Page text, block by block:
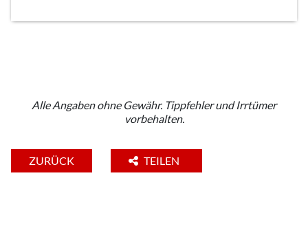
Alle Angaben ohne Gewähr. Tippfehler und Irrtümer
vorbehalten.
ZURÜCK TEILEN